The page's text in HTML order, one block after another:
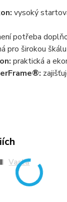
vysoký
potřeba
pro širokou
praktická a
Varta